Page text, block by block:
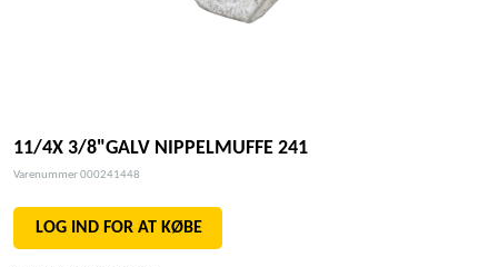
11/4X 3/8"GALV NIPPELMUFFE 241
Varenummer 000241448
LOG IND FOR AT KØBE